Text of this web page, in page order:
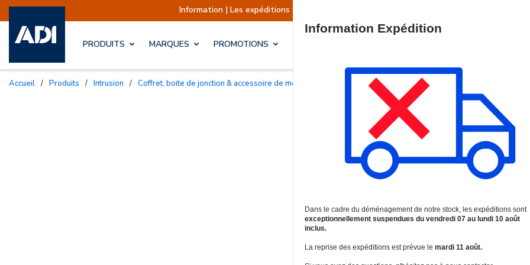
Information | Les expéditions sont actuellement suspendues Reprise prévue le
PRODUITS MARQUES PROMOTIONS
Accueil / Produits / Intrusion / Coffret, boite de jonction & accessoire de montage